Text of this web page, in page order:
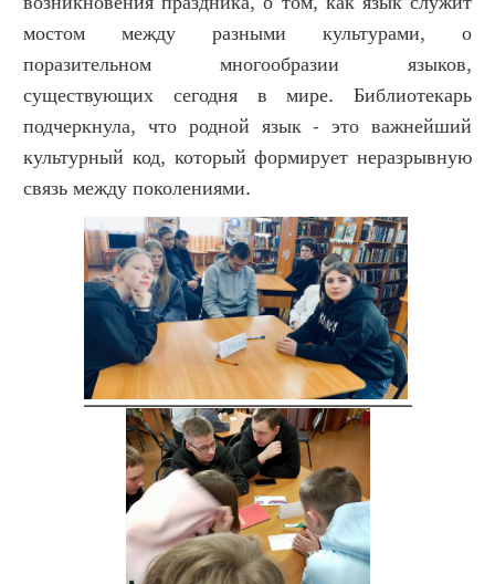
мостом между разными культурами, о
поразительном многообразии языков,
существующих сегодня в мире. Библиотекарь
подчеркнула, что родной язык - это важнейший
культурный код, который формирует неразрывную
связь между поколениями.